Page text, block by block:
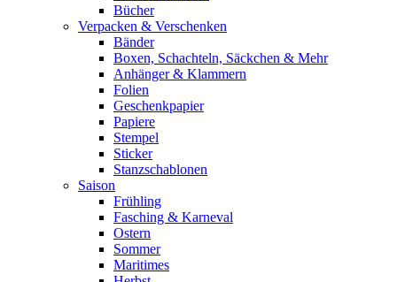
Bücher
Verpacken & Verschenken
Bänder
Boxen, Schachteln, Säckchen & Mehr
Anhänger & Klammern
Folien
Geschenkpapier
Papiere
Stempel
Sticker
Stanzschablonen
Saison
Frühling
Fasching & Karneval
Ostern
Sommer
Maritimes